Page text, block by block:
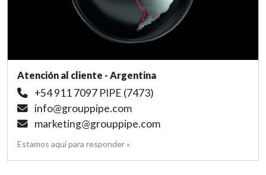
Atención al cliente - Argentina
+54 911 7097 PIPE (7473)
info@grouppipe.com
marketing@grouppipe.com
Estamos aquí para responder »